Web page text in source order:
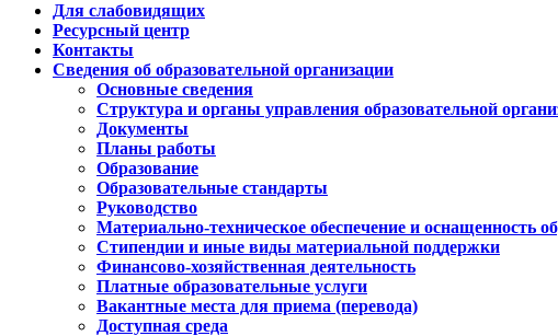
Для слабовидящих
Ресурсный центр
Контакты
Сведения об образовательной организации
Основные сведения
Структура и органы управления образовательной
Документы
Планы работы
Образование
Образовательные стандарты
Руководство
Материально-техническое обеспечение и оснащенность
Стипендии и иные виды материальной поддержки
Финансово-хозяйственная деятельность
Платные образовательные услуги
Вакантные места для приема (перевода)
Доступная среда